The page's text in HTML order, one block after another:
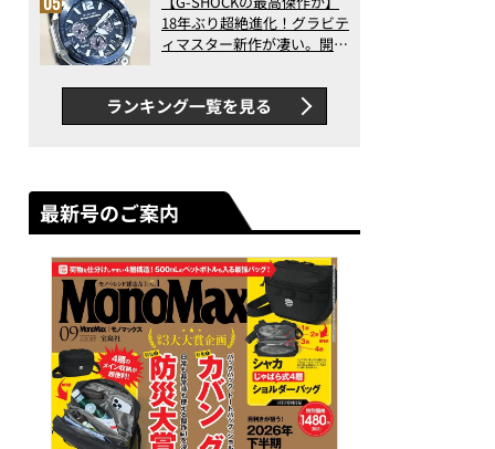
った！
18年ぶり超絶進化！グラビテ
ィマスター新作が凄い。開発
新ムーブメントの衝撃
ランキング一覧を見る
最新号のご案内